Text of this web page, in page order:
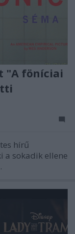
"A föníciai
hírű
a sokadik ellene